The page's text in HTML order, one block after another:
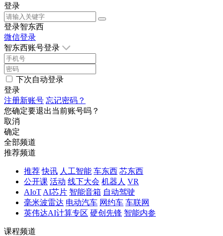
登录
登录智东西
微信登录
智东西账号登录
下次自动登录
登录
注册新账号 忘记密码？
您确定要退出当前账号吗？
取消
确定
全部频道
推荐频道
推荐 快讯 人工智能 车东西 芯东西
公开课 活动 线下大会 机器人 VR
AIoT AI芯片 智能音箱 自动驾驶
毫米波雷达 电动汽车 网约车 车联网
英伟达AI计算专区 硬创先锋 智能内参
课程频道